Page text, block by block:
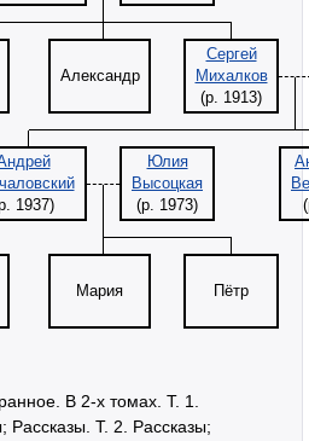
Александр
Сергей
Михалков
(р. 1913)
1937)
Юлия
Высоцкая
(р. 1973)
Мария Пётр
В 2-х томах. Т. 1.
Рассказы. Т. 2. Рассказы;